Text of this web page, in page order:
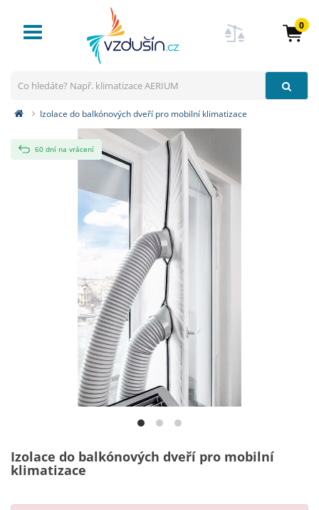
Toggle
0
Izolace do balkónových dveří pro mobilní klimatizace
60 dní na vrácení
Izolace do balkónových dveří pro mobilní
klimatizace